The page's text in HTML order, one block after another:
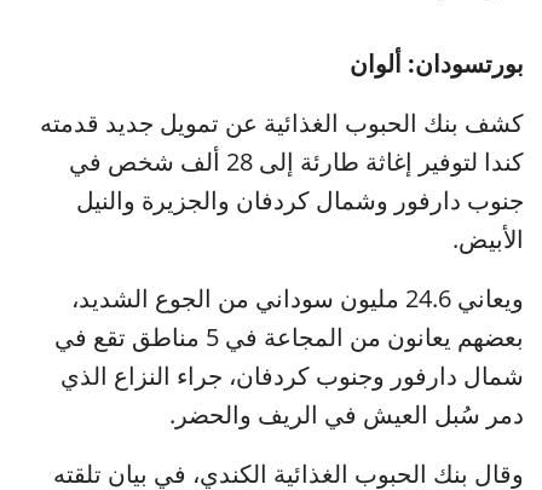
بورتسودان: ألوان
كشف بنك الحبوب الغذائية عن تمويل جديد قدمته
كندا لتوفير إغاثة طارئة إلى 28 ألف شخص في
جنوب دارفور وشمال كردفان والجزيرة والنيل
الأبيض.
ويعاني 24.6 مليون سوداني من الجوع الشديد،
بعضهم يعانون من المجاعة في 5 مناطق تقع في
شمال دارفور وجنوب كردفان، جراء النزاع الذي
دمر سُبل العيش في الريف والحضر.
وقال بنك الحبوب الغذائية الكندي، في بيان تلقته